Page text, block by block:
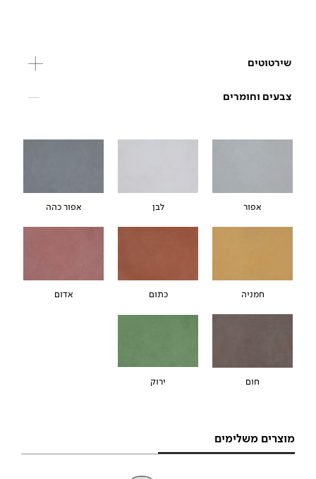
שירטוטים
צבעים וחומרים
אפור לבן אפור כהה
חמניה כתום אדום
חום ירוק
מוצרים משלימים